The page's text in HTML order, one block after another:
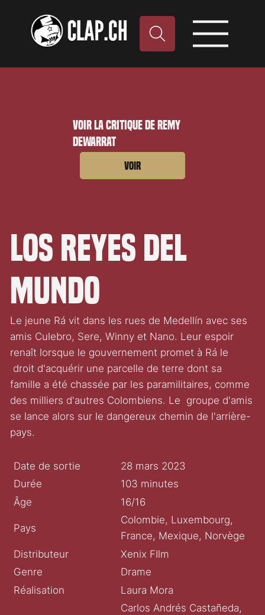
Voir la critique de Remy
Dewarrat
Voir
Los reyes del
mundo
Le jeune Rá vit dans les rues de Medellín avec ses
amis Culebro, Sere, Winny et Nano. Leur espoir
renaît lorsque le gouvernement promet à Rá le
droit d'acquérir une parcelle de terre dont sa
famille a été chassée par les paramilitaires, comme
des milliers d'autres Colombiens. Le groupe d'amis
se lance alors sur le dangereux chemin de l'arrière-
pays.
Date de sortie
28 mars 2023
Durée
103 minutes
Âge
16/16
Pays
Colombie, Luxembourg,
France, Mexique, Norvège
Distributeur
Xenix FIlm
Genre
Drame
Réalisation
Laura Mora
Carlos Andrés Castañeda,